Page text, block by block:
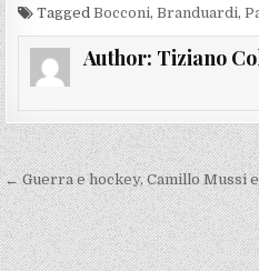
TaggedBocconi,Branduardi,
Author: Tiziano
Navigazione
articoli
← Guerra e hockey, Camillo Mussi